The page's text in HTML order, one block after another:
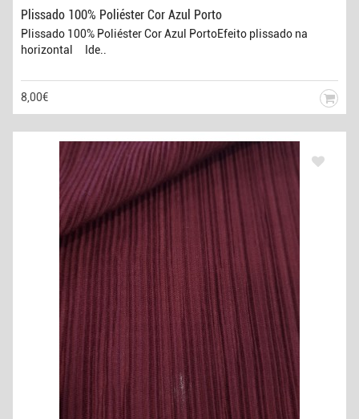
Plissado 100% Poliéster Cor Azul Porto
Plissado 100% Poliéster Cor Azul PortoEfeito plissado na
horizontal Ide..
8,00€